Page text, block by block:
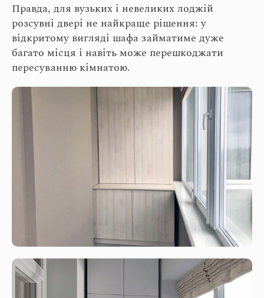
Правда, для вузьких і невеликих лоджій
розсувні двері не найкраще рішення: у
відкритому вигляді шафа займатиме дуже
багато місця і навіть може перешкоджати
пересуванню кімнатою.